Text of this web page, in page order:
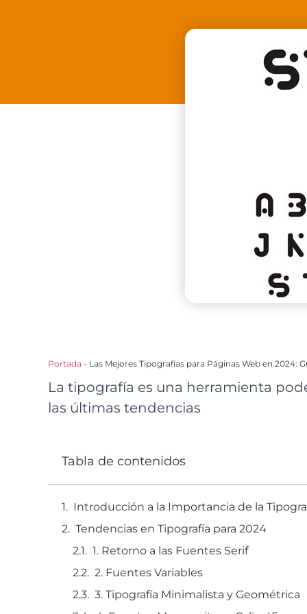
Portada - Las Mejores Tipografías para Páginas Web en 2024:
La tipografía es una herramienta
las últimas tendencias
Tabla de contenidos
Introducción a la Importancia de la
Tendencias en Tipografía para 2024
1. Retorno a las Fuentes Serif
2. Fuentes Variables
3. Tipografía Minimalista y Geométrica